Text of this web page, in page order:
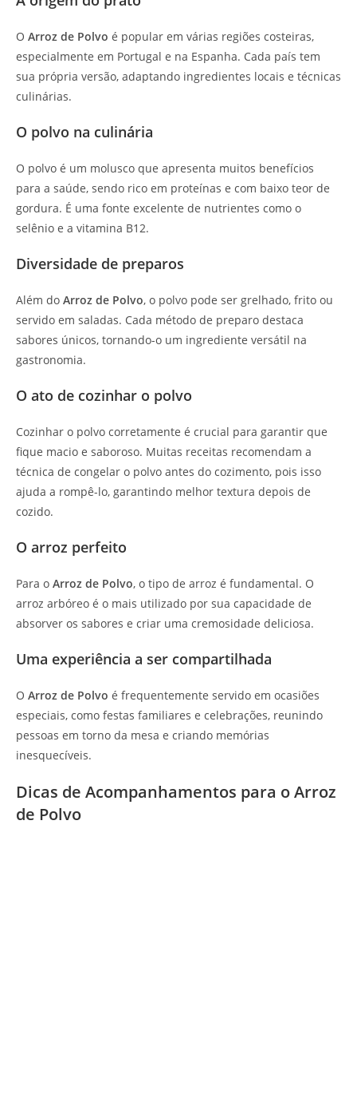
O Arroz de Polvo é popular em várias regiões costeiras,
especialmente em Portugal e na Espanha. Cada país tem
sua própria versão, adaptando ingredientes locais e técnicas
culinárias.
O polvo na culinária
O polvo é um molusco que apresenta muitos benefícios
para a saúde, sendo rico em proteínas e com baixo teor de
gordura. É uma fonte excelente de nutrientes como o
selênio e a vitamina B12.
Diversidade de preparos
Além do Arroz de Polvo, o polvo pode ser grelhado, frito ou
servido em saladas. Cada método de preparo destaca
sabores únicos, tornando-o um ingrediente versátil na
gastronomia.
O ato de cozinhar o polvo
Cozinhar o polvo corretamente é crucial para garantir que
fique macio e saboroso. Muitas receitas recomendam a
técnica de congelar o polvo antes do cozimento, pois isso
ajuda a rompê-lo, garantindo melhor textura depois de
cozido.
O arroz perfeito
Para o Arroz de Polvo, o tipo de arroz é fundamental. O
arroz arbóreo é o mais utilizado por sua capacidade de
absorver os sabores e criar uma cremosidade deliciosa.
Uma experiência a ser compartilhada
O Arroz de Polvo é frequentemente servido em ocasiões
especiais, como festas familiares e celebrações, reunindo
pessoas em torno da mesa e criando memórias
inesquecíveis.
Dicas de Acompanhamentos para o Arroz
de Polvo